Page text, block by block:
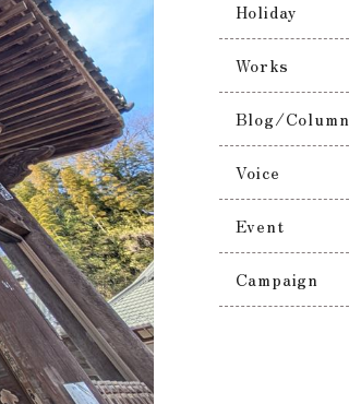
Holiday
Works
Blog/Column
Voice
Event
Campaign